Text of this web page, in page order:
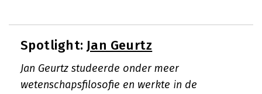
Spotlight: Jan Geurtz
Jan Geurtz studeerde onder meer
wetenschapsfilosofie en werkte in de